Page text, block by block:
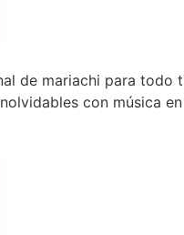
de mariachi para todo
con música